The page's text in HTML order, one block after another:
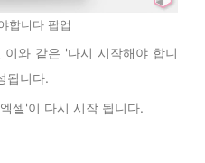
합니다 팝업
와 같은 '다시 시작해야 합니
됩니다.
셀'이 다시 시작 됩니다.